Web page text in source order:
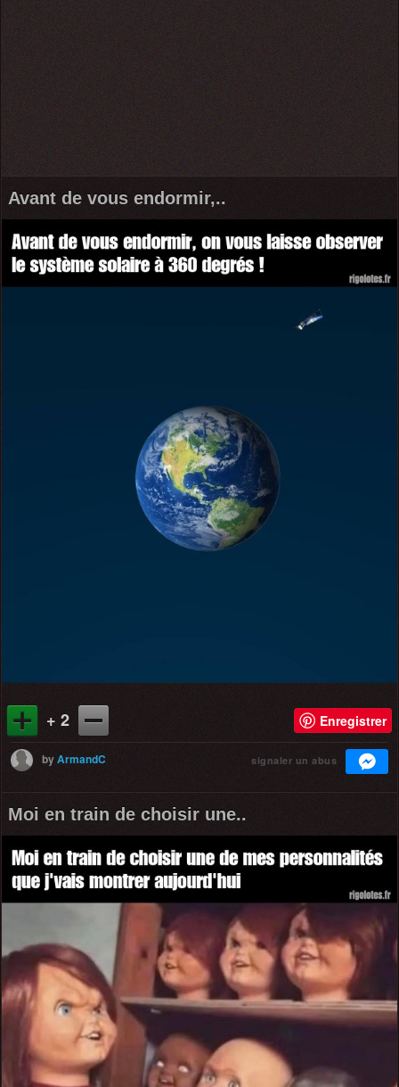
Avant de vous endormir,..
+ 2 Enregistrer
byArmandC signaler un abus
Moi en train de choisir une..